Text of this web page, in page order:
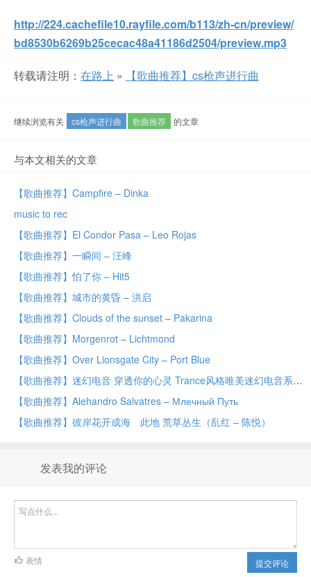
http://224.cachefile10.rayfile.com/b113/zh-cn/preview/
bd8530b6269b25cecac48a41186d2504/preview.mp3
转载请注明： 在路上 » 【歌曲推荐】cs枪声进行曲
继续浏览有关 cs枪声进行曲 歌曲推荐 的文章
与本文相关的文章
【歌曲推荐】Campfire – Dinka
music to rec
【歌曲推荐】El Condor Pasa – Leo Rojas
【歌曲推荐】一瞬间 – 汪峰
【歌曲推荐】怕了你 – Hit5
【歌曲推荐】城市的黄昏 – 洪启
【歌曲推荐】Clouds of the sunset – Pakarina
【歌曲推荐】Morgenrot – Lichtmond
【歌曲推荐】Over Lionsgate City – Port Blue
【歌曲推荐】迷幻电音 穿透你的心灵 Trance风格唯美迷幻电音系列 小鸡不好惹
【歌曲推荐】Alehandro Salvatres – Млечный Путь
【歌曲推荐】彼岸花开成海 此地 荒草丛生（乱红 – 陈悦）
发表我的评论
提交评论
表情